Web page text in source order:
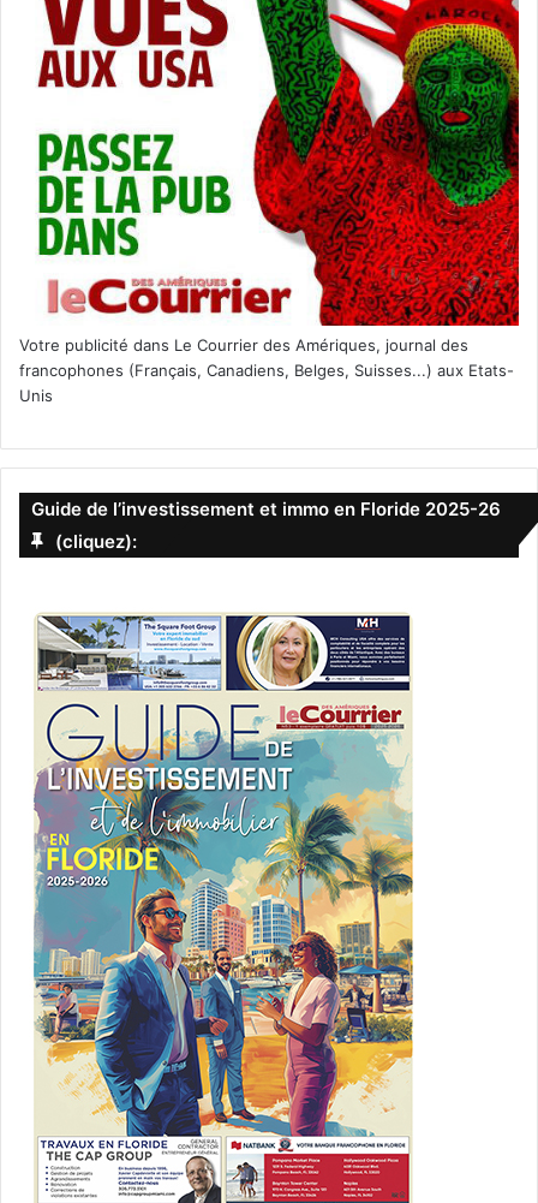
Votre publicité dans Le Courrier des Amériques, journal des
francophones (Français, Canadiens, Belges, Suisses...) aux Etats-
Unis
Guide de l’investissement et immo en Floride 2025-26
(cliquez):